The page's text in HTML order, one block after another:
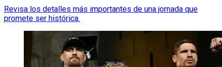
Revisa los detalles más importantes de una jornada que
promete ser histórica.